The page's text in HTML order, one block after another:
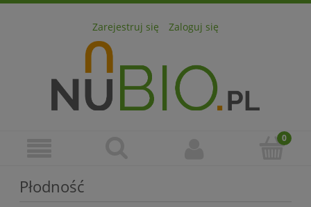
Zarejestruj się Zaloguj się
Płodność